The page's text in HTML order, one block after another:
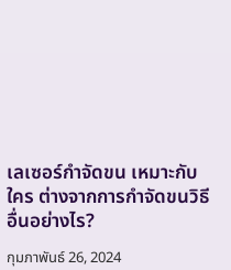
เลเซอร์กำจัดขน เหมาะกับ
ใคร ต่างจากการกำจัดขนวิธี
อื่นอย่างไร?
กุมภาพันธ์ 26, 2024